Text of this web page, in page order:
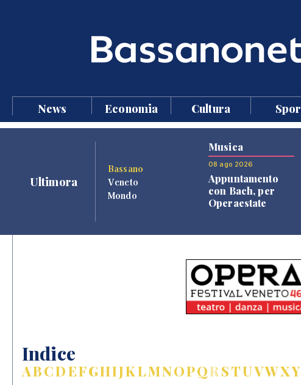
News Economia Cultura
Ultimora
Bassano
Veneto
Mondo
Musica
08 ago 2026
Appuntamento
con Bach, per
Operaestate
Indice
ABCDEFGHIJKLMNOPQRSTUVWXY